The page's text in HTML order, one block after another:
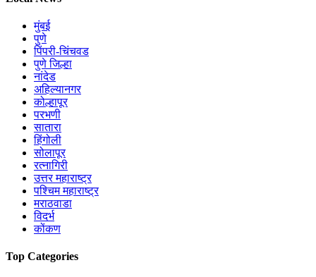
मुंबई
पुणे
पिंपरी-चिंचवड
पुणे जिल्हा
नांदेड
अहिल्यानगर
कोल्हापूर
परभणी
सातारा
हिंगोली
सोलापूर
रत्नागिरी
उत्तर महाराष्ट्र
पश्चिम महाराष्ट्र
मराठवाडा
विदर्भ
कोंकण
Top Categories